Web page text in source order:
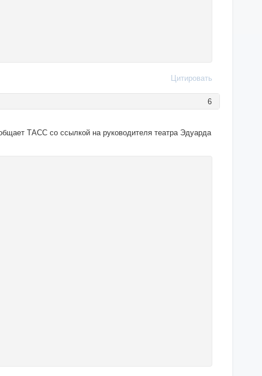
Цитировать
6
ТАСС со ссылкой на руководителя театра Эдуарда